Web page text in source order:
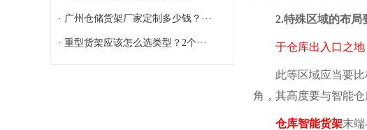
· 广州仓储货架厂家定制多少钱？···
· 重型货架应该怎么选类型？2个···
2.特殊区域的布局
于仓库出入口之地，
此等区域应当要比标
角，其高度要与智能
仓库智能货架末